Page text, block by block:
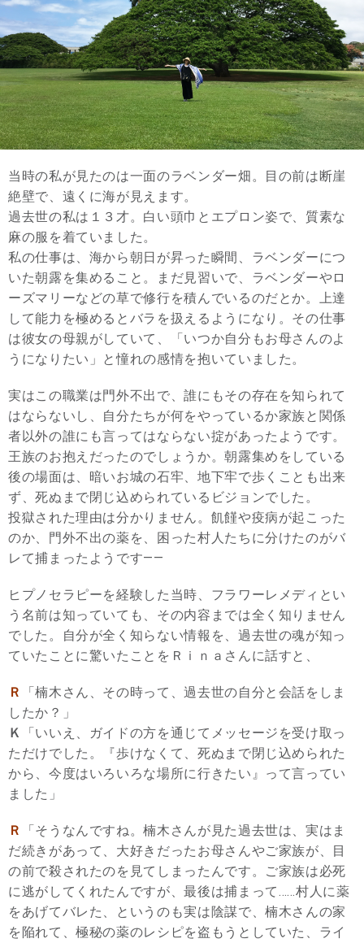
当時の私が見たのは一面のラベンダー畑。目の前は断崖
絶壁で、遠くに海が見えます。
過去世の私は１３才。白い頭巾とエプロン姿で、質素な
麻の服を着ていました。
私の仕事は、海から朝日が昇った瞬間、ラベンダーにつ
いた朝露を集めること。まだ見習いで、ラベンダーやロ
ーズマリーなどの草で修行を積んでいるのだとか。上達
して能力を極めるとバラを扱えるようになり。その仕事
は彼女の母親がしていて、「いつか自分もお母さんのよ
うになりたい」と憧れの感情を抱いていました。
実はこの職業は門外不出で、誰にもその存在を知られて
はならないし、自分たちが何をやっているか家族と関係
者以外の誰にも言ってはならない掟があったようです。
王族のお抱えだったのでしょうか。朝露集めをしている
後の場面は、暗いお城の石牢、地下牢で歩くことも出来
ず、死ぬまで閉じ込められているビジョンでした。
投獄された理由は分かりません。飢饉や疫病が起こった
のか、門外不出の薬を、困った村人たちに分けたのがバ
レて捕まったようです——
ヒプノセラピーを経験した当時、フラワーレメディとい
う名前は知っていても、その内容までは全く知りません
でした。自分が全く知らない情報を、過去世の魂が知っ
ていたことに驚いたことをＲｉｎａさんに話すと、
Ｒ
「楠木さん、その時って、過去世の自分と会話をしま
したか？」
Ｋ
「いいえ、ガイドの方を通じてメッセージを受け取っ
ただけでした。『歩けなくて、死ぬまで閉じ込められた
から、今度はいろいろな場所に行きたい』って言ってい
ました」
Ｒ
「そうなんですね。楠木さんが見た過去世は、実はま
だ続きがあって、大好きだったお母さんやご家族が、目
の前で殺されたのを見てしまったんです。ご家族は必死
に逃がしてくれたんですが、最後は捕まって……村人に薬
をあげてバレた、というのも実は陰謀で、楠木さんの家
を陥れて、極秘の薬のレシピを盗もうとしていた、ライ